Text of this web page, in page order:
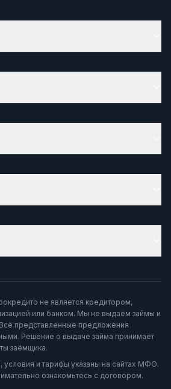
не является кредитором,
или банком. Мы не выдаём займы и
представленные предложения
Решение о выдаче займа принимает
заёмщика.
условия и тарифы указаны на сайтах МФО.
ознакомьтесь с договором.